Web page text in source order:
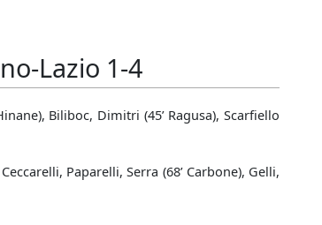
Lazio 1-4
Biliboc, Dimitri (45’ Ragusa), Scarfiello
Paparelli, Serra (68’ Carbone), Gelli,